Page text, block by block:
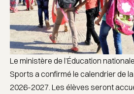
Le ministère de l’Éducation
Sports a confirmé le calendrier de
2026-2027. Les élèves seront